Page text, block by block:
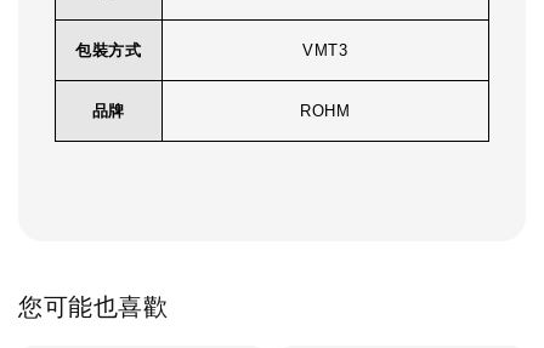
包裝方式 VMT3
品牌 ROHM
您可能也喜歡